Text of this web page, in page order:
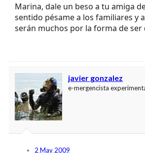
Marina, dale un beso a tu amiga
sentido pésame a los familiares y
serán muchos por la forma de ser
javier gonzalez
e-mergencista
2 May 2009